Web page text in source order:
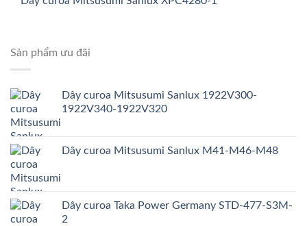
Sản phẩm ưu đãi
Dây curoa Mitsusumi Sanlux 1922V300-
1922V340-1922V320
Dây curoa Mitsusumi Sanlux M41-M46-M48
Dây curoa Taka Power Germany STD-477-S3M-
2